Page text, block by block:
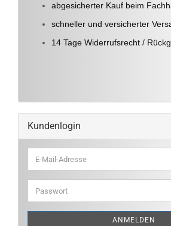
abgesicherter Kauf beim
schneller und versicherter
14 Tage Widerrufsrecht /
Kundenlogin
E-
Mail-
Adresse
Passwort
ANMELDEN